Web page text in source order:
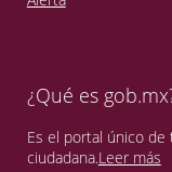
¿Qué es
Es el portal único
ciudadana.Leer más